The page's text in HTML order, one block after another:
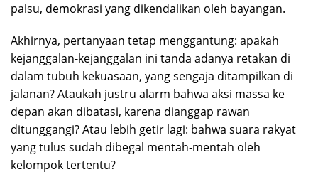
palsu, demokrasi yang dikendalikan oleh bayangan.
Akhirnya, pertanyaan tetap menggantung: apakah
kejanggalan-kejanggalan ini tanda adanya retakan di
dalam tubuh kekuasaan, yang sengaja ditampilkan di
jalanan? Ataukah justru alarm bahwa aksi massa ke
depan akan dibatasi, karena dianggap rawan
ditunggangi? Atau lebih getir lagi: bahwa suara rakyat
yang tulus sudah dibegal mentah-mentah oleh
kelompok tertentu?